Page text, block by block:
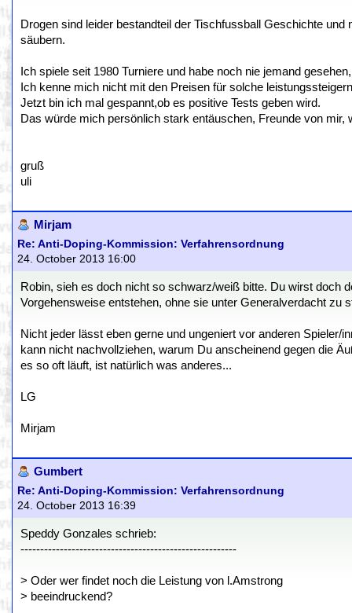
Drogen sind leider bestandteil der Tischfussball Geschichte
säubern.
Ich spiele seit 1980 Turniere und habe noch nie jemand
Ich kenne mich nicht mit den Preisen für solche
Jetzt bin ich mal gespannt,ob es positive Tests geben wird.
Das würde mich persönlich stark entäuschen, Freunde von
gruß
uli
Mirjam
Re: Anti-Doping-Kommission: Verfahrensordnung
24. October 2013 16:00
Robin, sieh es doch nicht so schwarz/weiß bitte. Du wirst doch
Vorgehensweise entstehen, ohne sie unter Generalverdacht zu
Nicht jeder lässt eben gerne und ungeniert vor anderen
kann nicht nachvollziehen, warum Du anscheinend gegen die
es so oft läuft, ist natürlich was anderes...
LG
Mirjam
Gumbert
Re: Anti-Doping-Kommission: Verfahrensordnung
24. October 2013 16:39
Speddy Gonzales schrieb:
-------------------------------------------------------
> Oder wer findet noch die Leistung von l.Amstrong
> beeindruckend?